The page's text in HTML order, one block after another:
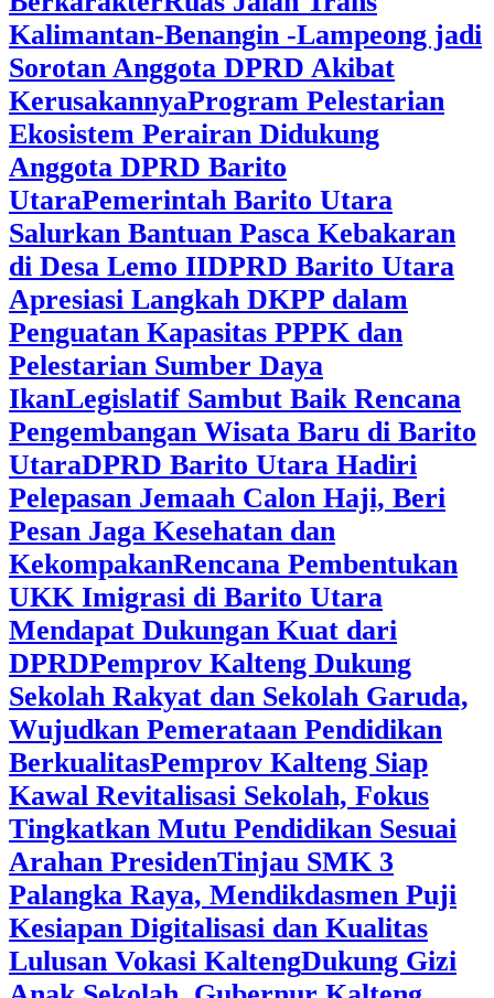
Kalimantan-Benangin -Lampeong jadi
Sorotan Anggota DPRD Akibat
KerusakannyaProgram Pelestarian
Ekosistem Perairan Didukung
Anggota DPRD Barito
UtaraPemerintah Barito Utara
Salurkan Bantuan Pasca Kebakaran
di Desa Lemo IIDPRD Barito Utara
Apresiasi Langkah DKPP dalam
Penguatan Kapasitas PPPK dan
Pelestarian Sumber Daya
IkanLegislatif Sambut Baik Rencana
Pengembangan Wisata Baru di Barito
UtaraDPRD Barito Utara Hadiri
Pelepasan Jemaah Calon Haji, Beri
Pesan Jaga Kesehatan dan
KekompakanRencana Pembentukan
UKK Imigrasi di Barito Utara
Mendapat Dukungan Kuat dari
DPRD‎Pemprov Kalteng Dukung
Sekolah Rakyat dan Sekolah Garuda,
Wujudkan Pemerataan Pendidikan
Berkualitas‎Pemprov Kalteng Siap
Kawal Revitalisasi Sekolah, Fokus
Tingkatkan Mutu Pendidikan Sesuai
Arahan Presiden‎Tinjau SMK 3
Palangka Raya, Mendikdasmen Puji
Kesiapan Digitalisasi dan Kualitas
Lulusan Vokasi Kalteng‎Dukung Gizi